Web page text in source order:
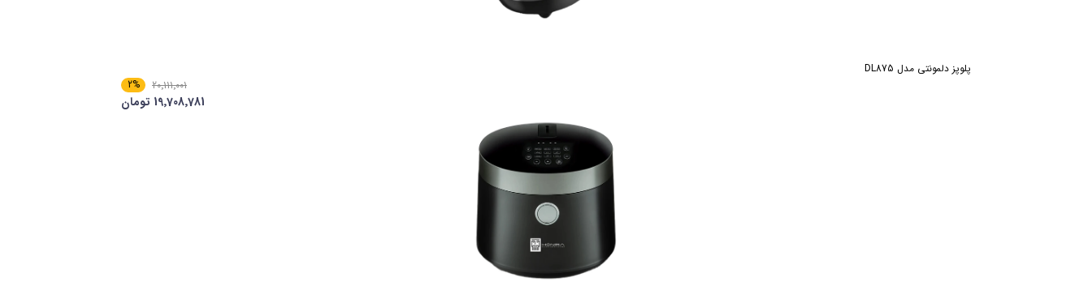
پلوپز دلمونتی مدل DL875
20٬111٬001
2%
19٬708٬781 تومان